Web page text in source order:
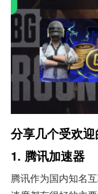
分享几个受欢
1. 腾讯加速器
腾讯作为国内知名